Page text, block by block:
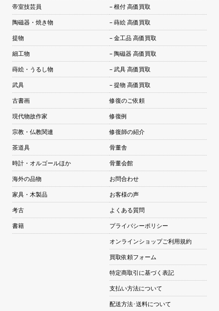
帝室技芸員
陶磁器・焼き物
提物
細工物
蒔絵・うるし物
武具
古書画
現代物故作家
宗教・仏教関連
茶道具
時計・オルゴールほか
海外の品物
家具・木製品
考古
書籍
– 根付 高価買取
– 蒔絵 高価買取
– 金工品 高価買取
– 陶磁器 高価買取
– 武具 高価買取
– 提物 高価買取
修復のご依頼
修復例
修復師の紹介
骨董舎
骨董会館
お問合わせ
お客様の声
よくある質問
プライバシーポリシー
オンラインショップご利用規約
買取依頼フォーム
特定商取引に基づく表記
支払い方法について
配送方法･送料について